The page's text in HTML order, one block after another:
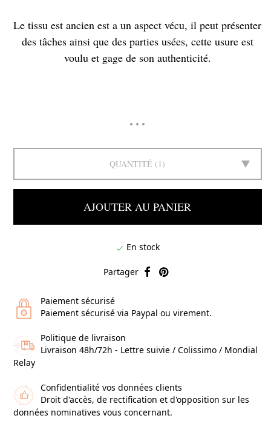
Le tissu est ancien est a un aspect vécu, il peut présenter
des tâches ainsi que des parties usées, cette usure est
voulu et gage de son authenticité.
QUANTITÉ 1
AJOUTER AU PANIER
 En stock
Partager
Paiement sécurisé
Paiement sécurisé via Paypal ou virement.
Politique de livraison
Livraison 48h/72h - Lettre suivie / Colissimo / Mondial
Relay
Confidentialité vos données clients
Droit d'accès, de rectification et d'opposition sur les
données nominatives vous concernant.